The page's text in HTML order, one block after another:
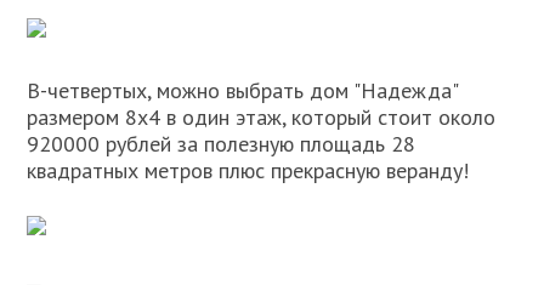
В-четвертых, можно выбрать дом "Надежда"
размером 8х4 в один этаж, который стоит около
920000 рублей за полезную площадь 28
квадратных метров плюс прекрасную веранду!